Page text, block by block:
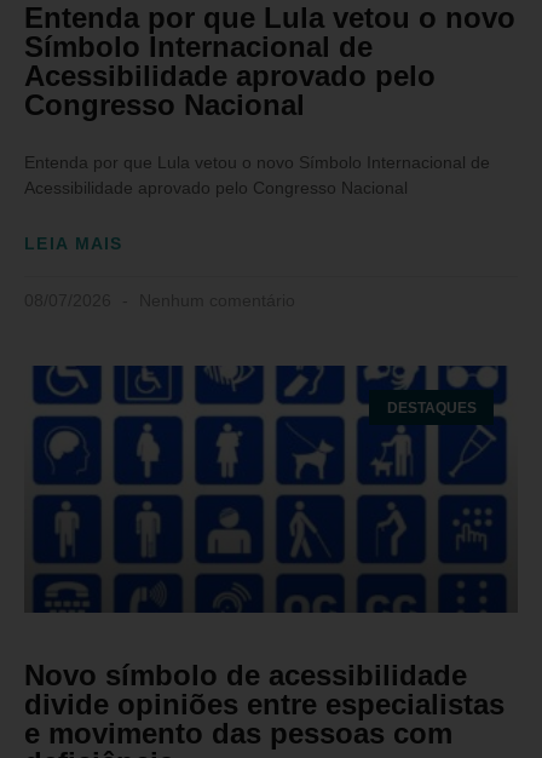
Entenda por que Lula vetou o novo
Símbolo Internacional de
Acessibilidade aprovado pelo
Congresso Nacional
Entenda por que Lula vetou o novo Símbolo Internacional de
Acessibilidade aprovado pelo Congresso Nacional
LEIA MAIS
DESTAQUES
Novo símbolo de acessibilidade
divide opiniões entre especialistas
e movimento das pessoas com